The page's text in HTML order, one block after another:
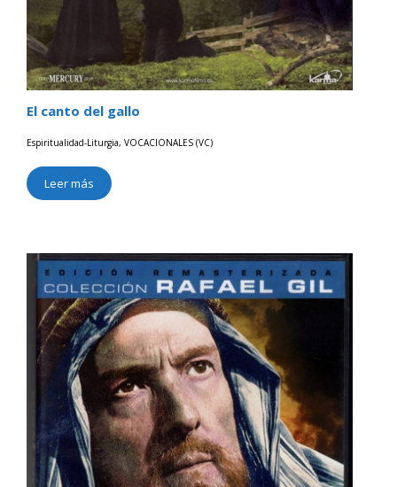
El canto del gallo
Espiritualidad-Liturgia, VOCACIONALES (VC)
Leer más